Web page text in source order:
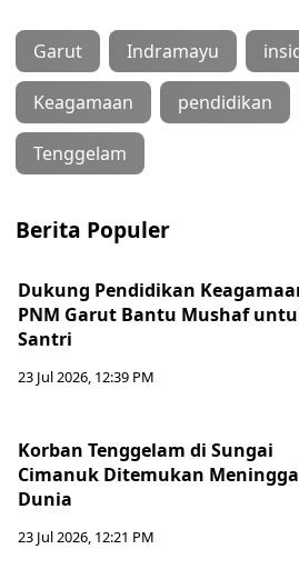
Garut Indramayu
Keagamaan pendidikan
Tenggelam
Berita Populer
Dukung Pendidikan
PNM Garut Bantu Mushaf
Santri
23 Jul 2026, 12:39 PM
Korban Tenggelam di Sungai
Cimanuk Ditemukan
Dunia
23 Jul 2026, 12:21 PM